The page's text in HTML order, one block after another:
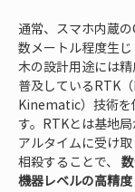
通常、スマホ内蔵
数メートル程度生
木の設計用途には
普及しているRTK
Kinematic）技術を
す。RTKとは基地
アルタイムに受け
相殺することで、
機器レベルの高精度